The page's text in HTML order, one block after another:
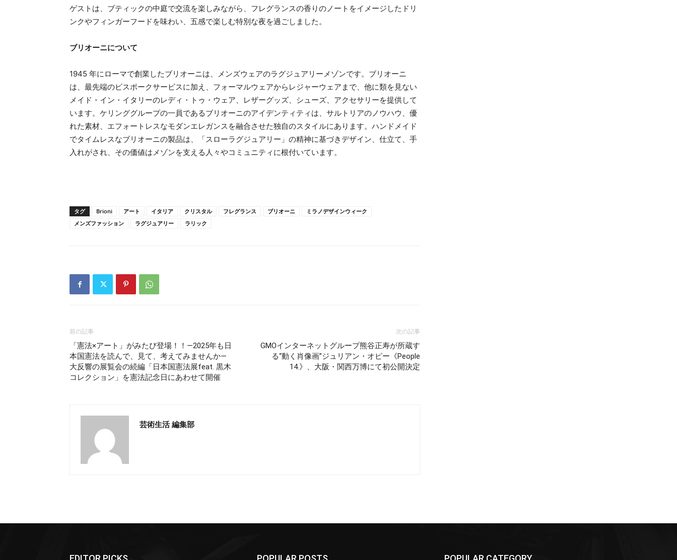
ゲストは、ブティックの中庭で交流を楽しみながら、フレグランスの香りのノートをイメージしたドリ
ンクやフィンガーフードを味わい、五感で楽しむ特別な夜を過ごしました。
ブリオーニについて
1945 年にローマで創業したブリオーニは、メンズウェアのラグジュアリーメゾンです。ブリオーニ
は、最先端のビスポークサービスに加え、フォーマルウェアからレジャーウェアまで、他に類を見ない
メイド・イン・イタリーのレディ・トゥ・ウェア、レザーグッズ、シューズ、アクセサリーを提供して
います。ケリンググループの一員であるブリオーニのアイデンティティは、サルトリアのノウハウ、優
れた素材、エフォートレスなモダンエレガンスを融合させた独自のスタイルにあります。ハンドメイド
でタイムレスなブリオーニの製品は、「スローラグジュアリー」の精神に基づきデザイン、仕立て、手
入れがされ、その価値はメゾンを支える人々やコミュニティに根付いています。
タグ Brioni アート イタリア クリスタル フレグランス ブリオーニ
ミラノデザインウィーク
メンズファッション
ラグジュアリー ラリック
前の記事
「憲法×アート」がみたび登場！！—2025年も日
本国憲法を読んで、見て、考えてみませんか—
大反響の展覧会の続編「日本国憲法展feat. 黒木
コレクション」を憲法記念日にあわせて開催
次の記事
GMOインターネットグループ熊谷正寿が所蔵す
る“動く肖像画”ジュリアン・オピー《People
14.》、大阪・関西万博にて初公開決定
芸術生活 編集部